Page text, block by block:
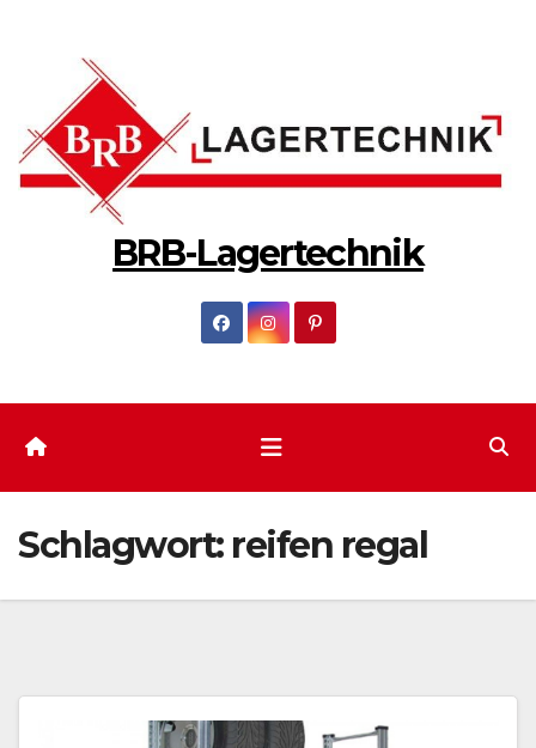
BRB-Lagertechnik
Schlagwort: reifen regal